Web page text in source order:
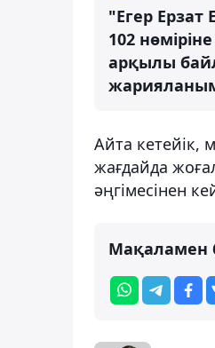
"Егер Ерзат
102
арқылы
Айта кетейік,
жағдайда
әңгімесінен
Мақаламен